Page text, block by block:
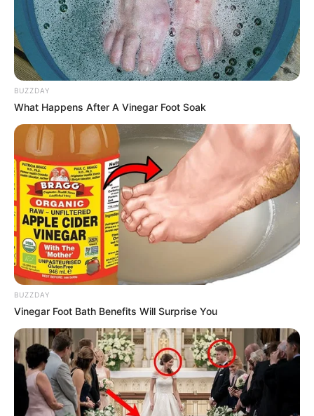
BUZZDAY
What Happens After A Vinegar Foot Soak
BUZZDAY
Vinegar Foot Bath Benefits Will Surprise You